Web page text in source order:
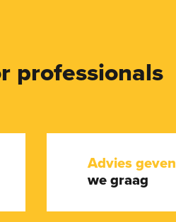
professionals
Advies geven
we graag